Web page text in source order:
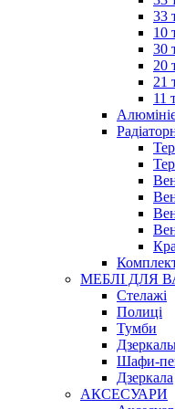
33
10
30
20
21
11
МЕБЛІ ДЛЯ
Стелажі
Полиці
Тумби
Шафи-
Дзеркала
АКСЕСУАРИ